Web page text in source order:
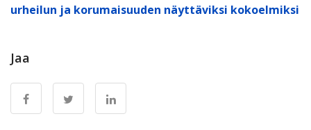
urheilun ja korumaisuuden näyttäviksi kokoelmiksi
Jaa